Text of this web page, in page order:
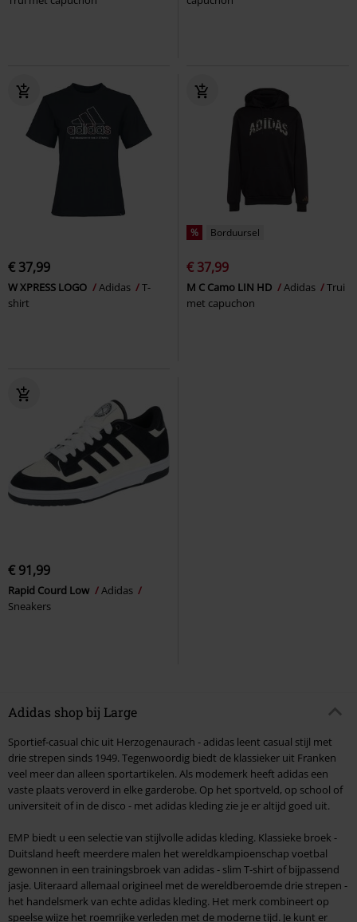
€ 37,99
W XPRESS LOGO Adidas
T-
shirt
% Borduursel
€ 37,99
M C Camo LIN HD Adidas
Trui
met capuchon
€ 91,99
Rapid Courd Low
Adidas
Sneakers
Adidas shop bij Large
Sportief-casual chic uit Herzogenaurach - adidas leent casual stijl met
drie strepen sinds 1949. Tegenwoordig biedt de klassieker uit Franken
veel meer dan alleen sportartikelen. Als modemerk heeft adidas een
vaste plaats veroverd in elke garderobe. Op het sportveld, op school of
universiteit of in de disco - met adidas kleding zie je er altijd goed uit.
EMP biedt u een selectie van stijlvolle adidas kleding. Klassieke broek -
Duitsland heeft meerdere malen het wereldkampioenschap voetbal
gewonnen in een trainingsbroek van adidas - slim T-shirt of bijpassend
jasje. Uiteraard allemaal origineel met de wereldberoemde drie strepen -
het handelsmerk van echte adidas kleding. Het merk combineert op
speelse wijze het roemrijke verleden met de moderne tijd. Je kunt er